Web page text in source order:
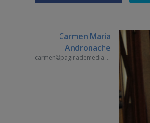
Carmen Maria
Andronache
carmen paginademedia.ro